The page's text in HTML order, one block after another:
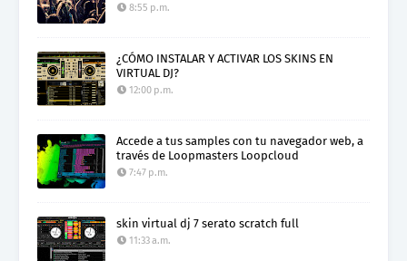
8:55 p.m.
¿CÓMO INSTALAR Y ACTIVAR LOS SKINS EN
VIRTUAL DJ?
12:00 p.m.
Accede a tus samples con tu navegador web, a
través de Loopmasters Loopcloud
7:47 p.m.
skin virtual dj 7 serato scratch full
11:33 a.m.